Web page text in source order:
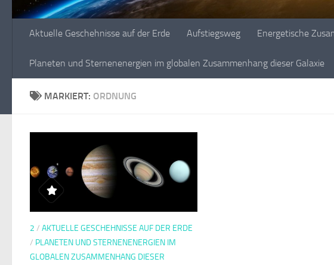
Aktuelle Geschehnisse auf der Erde Aufstiegsweg Energetische
Planeten und Sternenenergien im globalen Zusammenhang dieser Galaxie
MARKIERT: ORDNUNG
2 / AKTUELLE GESCHEHNISSE AUF DER ERDE
/ PLANETEN UND STERNENENERGIEN IM
GLOBALEN ZUSAMMENHANG DIESER